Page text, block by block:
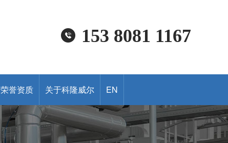
153 8081 1167
荣誉资质 关于科隆威尔 EN